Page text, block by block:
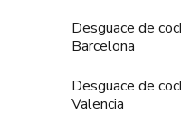
Desguace de
Barcelona
Desguace de
Valencia